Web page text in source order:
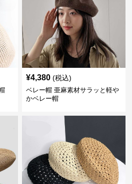
¥4,380 (税込)
ベレー帽 亜麻素材サラッと軽や
かベレー帽